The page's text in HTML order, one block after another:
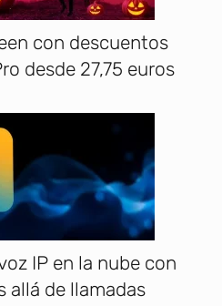
con descuentos
desde 27,75 euros
IP en la nube con
allá de llamadas